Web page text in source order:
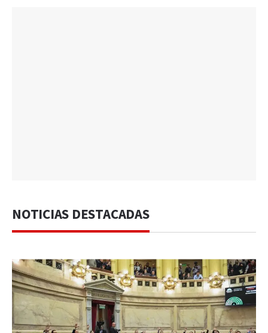
NOTICIAS DESTACADAS